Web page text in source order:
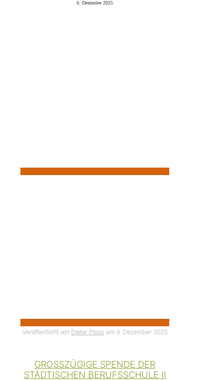
6. Dezember 2025
Veröffentlicht von Dieter Popp am 6. Dezember 2025
GROSSZÜGIGE SPENDE DER S
TÄDTISCHEN BERUFSSCHULE II